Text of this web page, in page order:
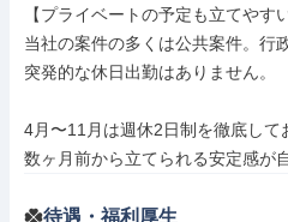
【プライベートの予定も立てやすい
当社の案件の多くは公共案件。行
突発的な休日出勤はありません。
4月〜11月は週休2日制を徹底して
数ヶ月前から立てられる安定感が
待遇・福利厚生